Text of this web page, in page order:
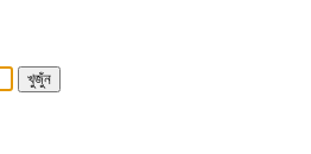
খুজুঁন